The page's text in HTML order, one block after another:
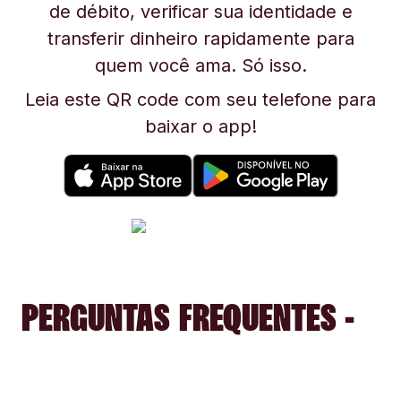
de débito, verificar sua identidade e
transferir dinheiro rapidamente para
quem você ama. Só isso.
Leia este QR code com seu telefone para
baixar o app!
PERGUNTAS FREQUENTES -